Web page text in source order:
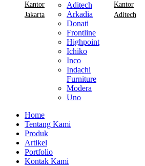
Kantor
Jakarta
Aditech
Arkadia
Donati
Frontline
Highpoint
Ichiko
Inco
Indachi
Furniture
Modera
Uno
Kantor
Aditech
Home
Tentang Kami
Produk
Artikel
Portfolio
Kontak Kami